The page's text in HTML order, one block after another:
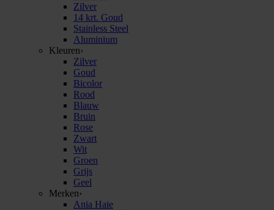
Zilver
14 krt. Goud
Stainless Steel
Aluminium
Kleuren›
Zilver
Goud
Bicolor
Rood
Blauw
Bruin
Rose
Zwart
Wit
Groen
Grijs
Geel
Merken›
Ania Haie